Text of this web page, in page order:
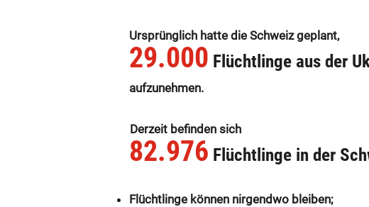
Ursprünglich hatte die Schweiz geplant,
29.000 Flüchtlinge aus der
aufzunehmen.
82.976 Flüchtlinge in der
Derzeit befinden sich
Flüchtlinge können nirgendwo bleiben;